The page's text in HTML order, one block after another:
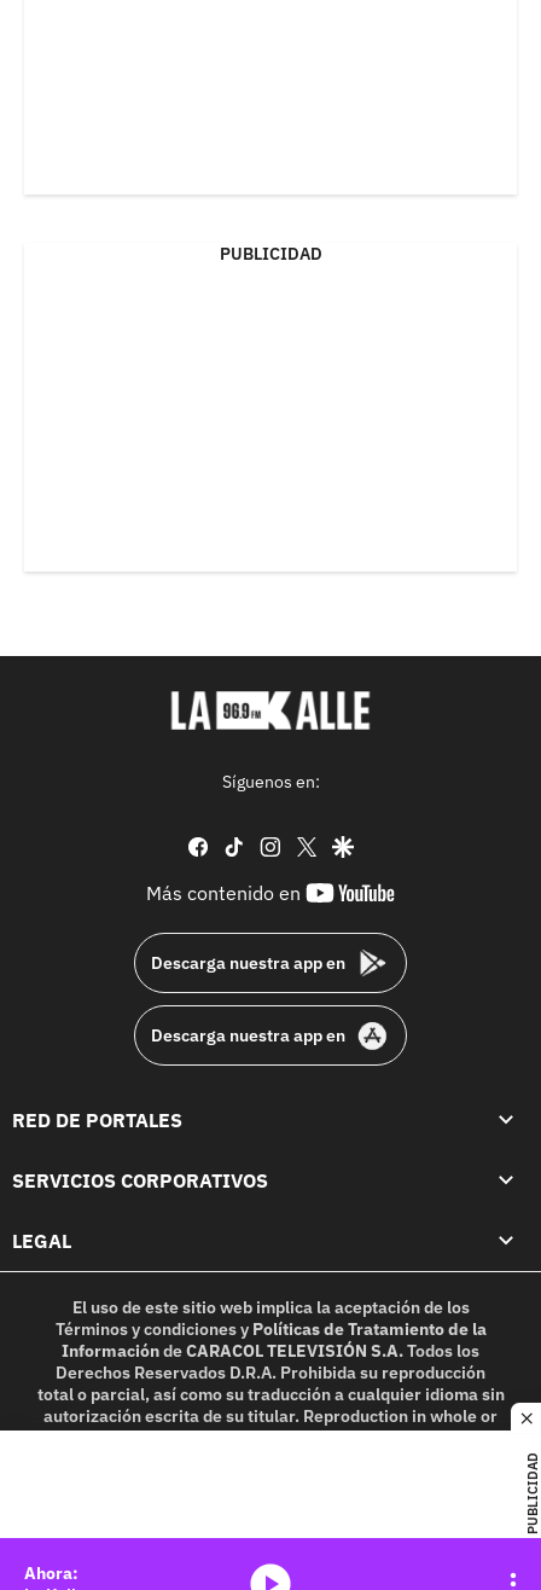
PUBLICIDAD
PUBLICIDAD
Síguenos en:
facebook
tiktok instagram
twittergoogle
Más contenido en
youtube-
Descarga nuestra app en
Descarga nuestra app en
RED DE PORTALES
SERVICIOS CORPORATIVOS
LEGAL
El uso de este sitio web implica la aceptación de los
Términos y condicionesy Políticas de Tratamiento de la
InformacióndeCARACOL TELEVISIÓN S.A.Todos los
Derechos Reservados D.R.A. Prohibida su reproducción
total o parcial, así como su traducción a cualquier idioma sin
autorización escrita de su titular. Reproduction in whole or
in part, or translation without written permission is